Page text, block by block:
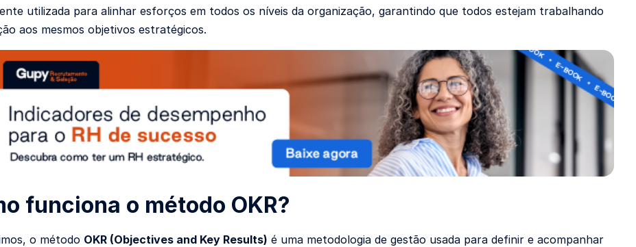
utilizada para alinhar esforços em todos os níveis da organização, garantindo que todos estejam trabalhando
aos mesmos objetivos estratégicos.
funciona o método OKR?
o método OKR (Objectives and Key Results) é uma metodologia de gestão usada para definir e acompanhar